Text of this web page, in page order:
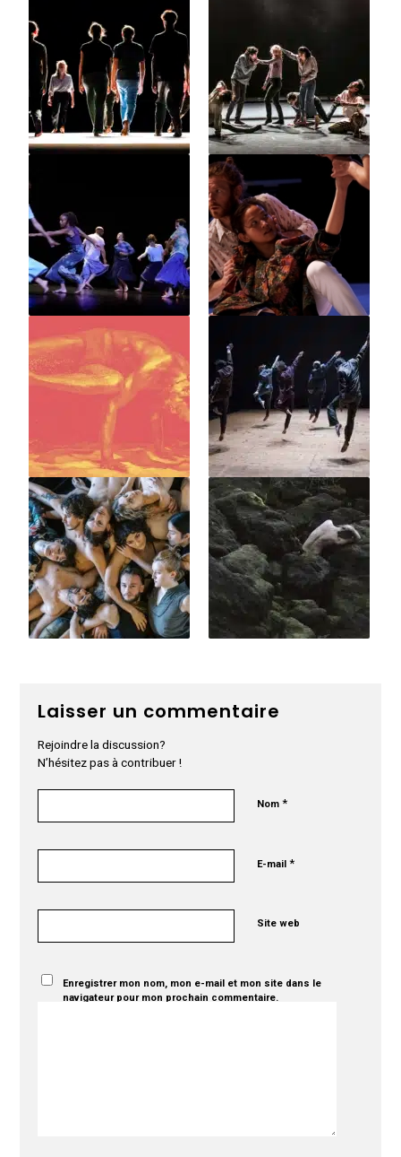
Laisser un commentaire
Rejoindre la discussion?
N’hésitez pas à contribuer !
Nom*
E-mail*
Site web
Enregistrer mon nom, mon e-mail et mon site dans le
navigateur pour mon prochain commentaire.